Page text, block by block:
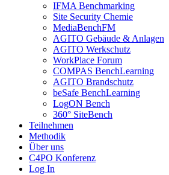
IFMA Benchmarking
Site Security Chemie
MediaBenchFM
AGITO Gebäude & Anlagen
AGITO Werkschutz
WorkPlace Forum
COMPAS BenchLearning
AGITO Brandschutz
beSafe BenchLearning
LogON Bench
360° SiteBench
Teilnehmen
Methodik
Über uns
C4PO Konferenz
Log In